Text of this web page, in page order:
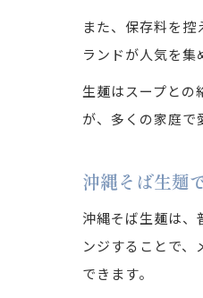
また、保存料を
ランドが人気を集
生麺はスープとの
が、多くの家庭で
沖縄そば生麺
沖縄そば生麺は、
ンジすることで
できます。